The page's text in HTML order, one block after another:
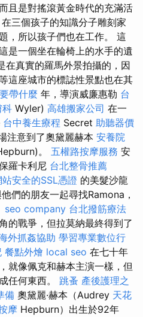
且是對搖滾黃金時代的充滿活
三個孩子的知識分子雕刻家
，所以孩子們也在工作。 這
是一個坐在輪椅上的水手的遺
真實的羅馬外景拍攝的，因
這座城市的標誌性景點也在其
帶什麼 年，導演威廉惠勒 台
科 Wyler) 高雄搬家公司 在一
台中養生療程 Secret 助聽器價
注意到了奧黛麗赫本 安養院
。 五權路按摩服務 安
羅卡利尼 台北整骨推薦
站安全的SSL憑證 的美髮沙龍
們的朋友一起尋找Ramona，
seo company 台北撥筋療法
的戰爭，但拉莫納最終得到了
外抓姦協助 學習專業數位行
餐點外燴 local seo 在七十年
就像佩克和赫本主演一樣，但
任何東西。 跳蚤 產後護理之
備 奧黛麗·赫本（Audrey 天花
摩 Hepburn）出生於92年